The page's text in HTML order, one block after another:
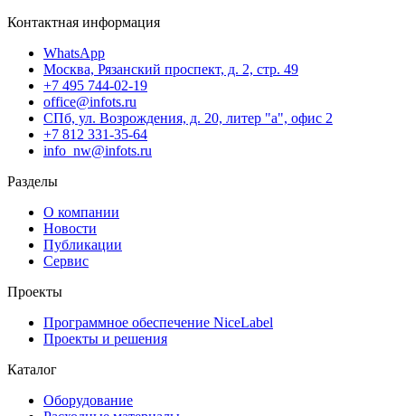
Контактная информация
WhatsApp
Москва, Рязанский проспект, д. 2, стр. 49
+7 495 744-02-19
office@infots.ru
СПб, ул. Возрождения, д. 20, литер "a", офис 2
+7 812 331-35-64
info_nw@infots.ru
Разделы
О компании
Новости
Публикации
Сервис
Проекты
Программное обеспечение NiceLabel
Проекты и решения
Каталог
Оборудование